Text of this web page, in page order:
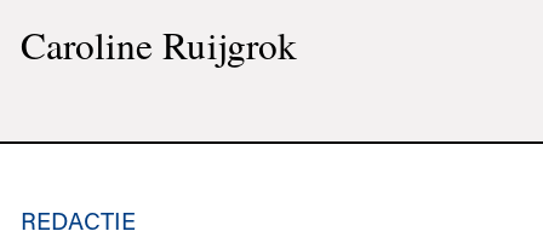
Caroline Ruijgrok
REDACTIE